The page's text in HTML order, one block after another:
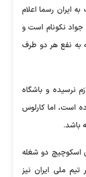
ایران رسما اعلام
جواد نکونام است و
به نفع هر دو طرف
نرسیده و باشگاه
است، اما کارلوس
باشد.
اسکوچیچ دو شغله
ملی ایران نیز